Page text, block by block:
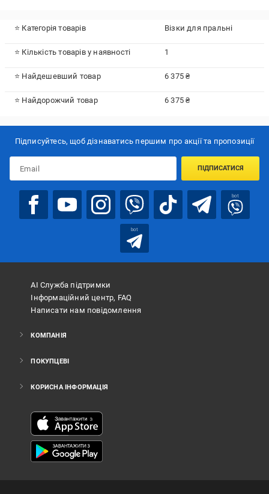
⭐ Категорія товарів Візки для пральні
⭐ Кількість товарів у наявності 1
⭐ Найдешевший товар 6 375 ₴
⭐ Найдорожчий товар 6 375 ₴
Підписуйтесь, щоб дізнаватись першим про акції та пропозиції
ПІДПИСАТИСЯ
bot
bot
АІ Служба підтримки
Інформаційний центр, FAQ
Написати нам повідомлення
КОМПАНІЯ
ПОКУПЦЕВІ
КОРИСНА ІНФОРМАЦІЯ